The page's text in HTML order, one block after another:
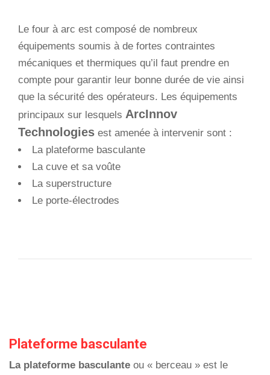
Le four à arc est composé de nombreux
équipements soumis à de fortes contraintes
mécaniques et thermiques qu’il faut prendre en
compte pour garantir leur bonne durée de vie ainsi
que la sécurité des opérateurs. Les équipements
principaux sur lesquels ArcInnov
Technologies est amenée à intervenir sont :
La plateforme basculante
La cuve et sa voûte
La superstructure
Le porte-électrodes
Plateforme basculante
La plateforme basculante ou « berceau » est le